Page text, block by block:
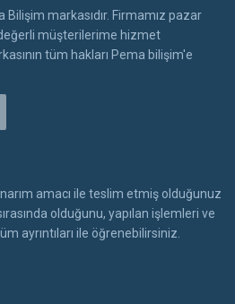
markasıdır. Firmamız pazar
müşterilerime hizmet
tüm hakları Pema bilişim'e
amacı ile teslim etmiş olduğunuz
olduğunu, yapılan işlemleri ve
ayrıntıları ile öğrenebilirsiniz.